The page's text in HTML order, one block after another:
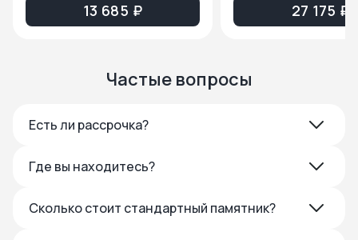
13 685 ₽ 27 175 ₽
Частые вопросы
Есть ли рассрочка?
Где вы находитесь?
Сколько стоит стандартный памятник?